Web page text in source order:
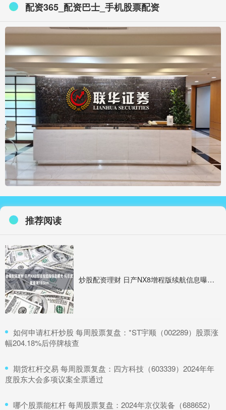
配资365_配资巴士_手机股票配资
推荐阅读
炒股配资理财 日产NX8增程版续航信息曝光 纯电续航最高185km
​如何申请杠杆炒股 每周股票复盘：*ST宇顺（002289）股票涨
幅204.18%后停牌核查
​期货杠杆交易 每周股票复盘：四方科技（603339）2024年年
度股东大会多项议案全票通过
​哪个股票能杠杆 每周股票复盘：2024年京仪装备（688652）